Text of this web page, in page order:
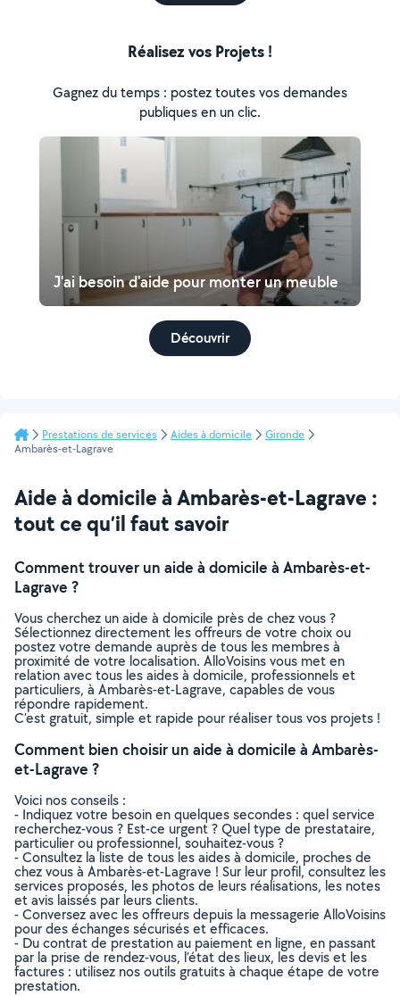
Réalisez vos Projets !
Gagnez du temps : postez toutes vos demandes
publiques en un clic.
J'ai besoin d'aide pour monter un meuble
Découvrir
Prestations de services Aides à domicile
Gironde
Ambarès-et-Lagrave
Aide à domicile à Ambarès-et-Lagrave :
tout ce qu’il faut savoir
Comment trouver un aide à domicile à Ambarès-et-
Lagrave ?
Vous cherchez un aide à domicile près de chez vous ?
Sélectionnez directement les offreurs de votre choix ou
postez votre demande auprès de tous les membres à
proximité de votre localisation. AlloVoisins vous met en
relation avec tous les aides à domicile, professionnels et
particuliers, à Ambarès-et-Lagrave, capables de vous
répondre rapidement.
C’est gratuit, simple et rapide pour réaliser tous vos projets !
Comment bien choisir un aide à domicile à Ambarès-
et-Lagrave ?
Voici nos conseils :
- Indiquez votre besoin en quelques secondes : quel service
recherchez-vous ? Est-ce urgent ? Quel type de prestataire,
particulier ou professionnel, souhaitez-vous ?
- Consultez la liste de tous les aides à domicile, proches de
chez vous à Ambarès-et-Lagrave ! Sur leur profil, consultez les
services proposés, les photos de leurs réalisations, les notes
et avis laissés par leurs clients.
- Conversez avec les offreurs depuis la messagerie AlloVoisins
pour des échanges sécurisés et efficaces.
- Du contrat de prestation au paiement en ligne, en passant
par la prise de rendez-vous, l’état des lieux, les devis et les
factures : utilisez nos outils gratuits à chaque étape de votre
prestation.